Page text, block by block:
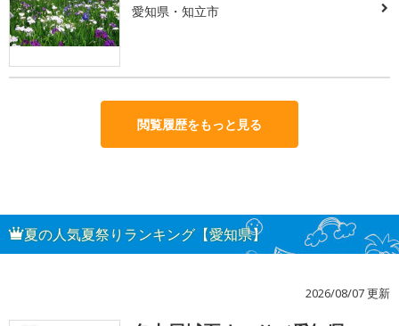
愛知県・知立市
閲覧履歴をもっと見る
夏の人気夏祭りランキング【愛知県】
2026/08/07 更新